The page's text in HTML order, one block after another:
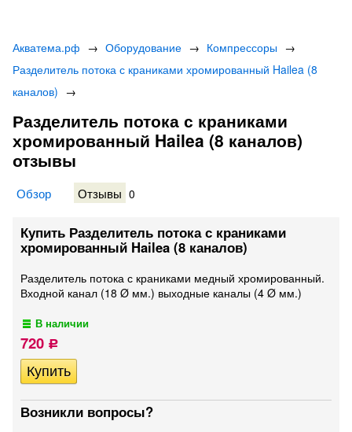
Акватема.рф → Оборудование → Компрессоры →
Разделитель потока с краниками хромированный Hailea (8
каналов) →
Разделитель потока с краниками
хромированный Hailea (8 каналов)
отзывы
Обзор Отзывы 0
Купить Разделитель потока с краниками
хромированный Hailea (8 каналов)
Разделитель потока с краниками медный хромированный.
Входной канал (18 Ø мм.) выходные каналы (4 Ø мм.)
В наличии
720 Р
Возникли вопросы?